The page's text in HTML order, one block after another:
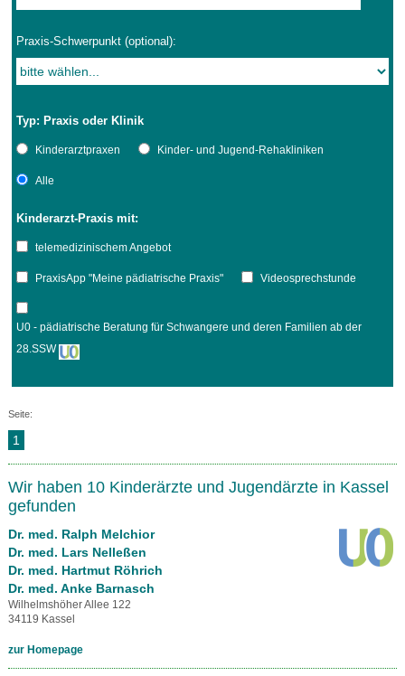
Praxis-Schwerpunkt (optional):
Typ: Praxis oder Klinik
Kinderarztpraxen Kinder- und Jugend-Rehakliniken
Alle
Kinderarzt-Praxis mit:
telemedizinischem Angebot
PraxisApp "Meine pädiatrische Praxis" Videosprechstunde
U0 - pädiatrische Beratung für Schwangere und deren Familien ab der
28.SSW
Seite:
1
Wir haben 10 Kinderärzte und Jugendärzte in Kassel
gefunden
Dr. med. Ralph Melchior
Dr. med. Lars Nelleßen
Dr. med. Hartmut Röhrich
Dr. med. Anke Barnasch
Wilhelmshöher Allee 122
34119 Kassel
zur Homepage